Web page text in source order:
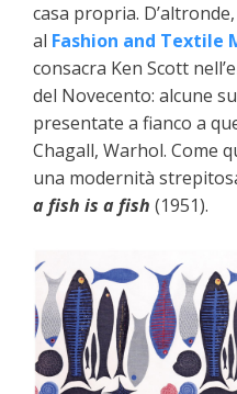
casa propria.
al Fashion and Textile
consacra Ken Scott
del Novecento: alcune
presentate a fianco a
Chagall, Warhol. Come
una modernità
a fish is a fish (1951).